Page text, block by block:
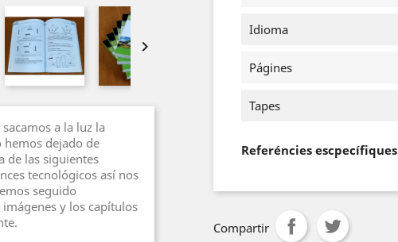

a la luz la
dejado de
de las siguientes
tecnológicos así nos
seguido
y los capítulos
Idioma
Págines
Tapes
Referéncies escpecífiques
Compartir